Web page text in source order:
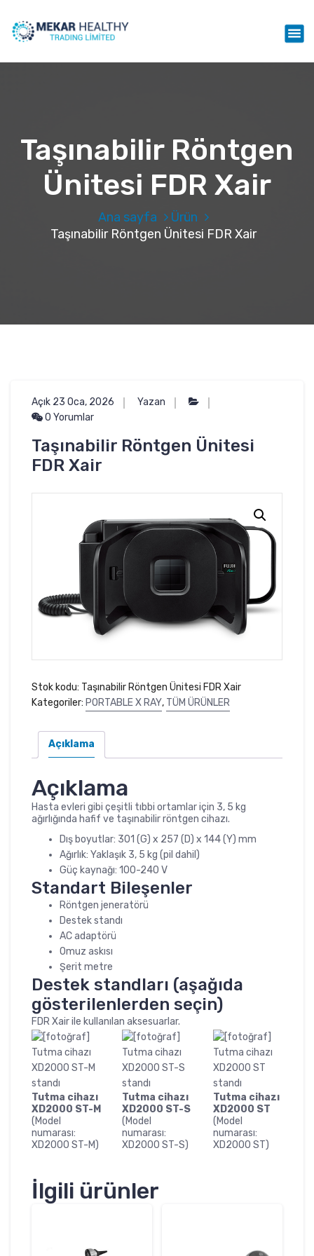
Mekar Healthy Trading LTD
Taşınabilir Röntgen
Ünitesi FDR Xair
Ana sayfa
Ürün
Taşınabilir Röntgen Ünitesi FDR Xair
Açık 23 Oca, 2026
Yazan
0 Yorumlar
Taşınabilir Röntgen Ünitesi
FDR Xair
Stok kodu: Taşınabilir Röntgen Ünitesi FDR Xair
Kategoriler: PORTABLE X RAY, TÜM ÜRÜNLER
Açıklama
Açıklama
Hasta evleri gibi çeşitli tıbbi ortamlar için 3, 5 kg
ağırlığında hafif ve taşınabilir röntgen cihazı.
Dış boyutlar: 301 (G) x 257 (D) x 144 (Y) mm
Ağırlık: Yaklaşık 3, 5 kg (pil dahil)
Güç kaynağı: 100-240 V
Standart Bileşenler
Röntgen jeneratörü
Destek standı
AC adaptörü
Omuz askısı
Şerit metre
Destek standları (aşağıda
gösterilenlerden seçin)
FDR Xair ile kullanılan aksesuarlar.
Tutma cihazı
XD2000 ST-M
(Model
numarası:
XD2000 ST-M)
Tutma cihazı
XD2000 ST-S
(Model
numarası:
XD2000 ST-S)
Tutma cihazı
XD2000 ST
(Model
numarası:
XD2000 ST)
İlgili ürünler